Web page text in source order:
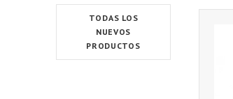
TODAS LOS
NUEVOS
PRODUCTOS